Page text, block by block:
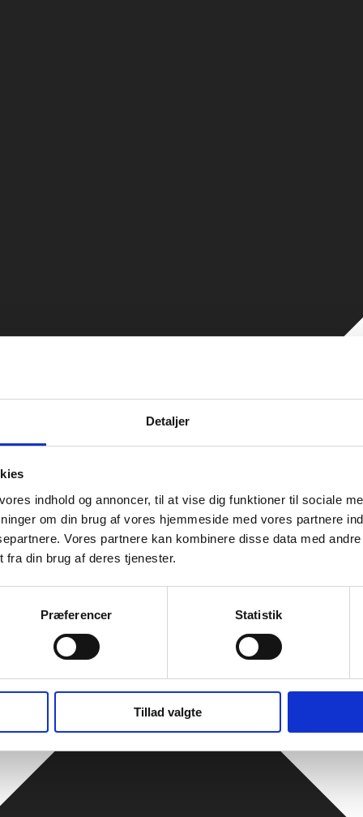
Detaljer
indhold og annoncer, til at vise dig funktioner til sociale
om din brug af vores hjemmeside med vores partnere
Vores partnere kan kombinere disse data med
din brug af deres tjenester.
Præferencer Statistik
Tillad valgte